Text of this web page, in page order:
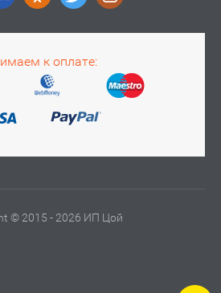
к оплате:
© 2015 - 2026 ИП Цой